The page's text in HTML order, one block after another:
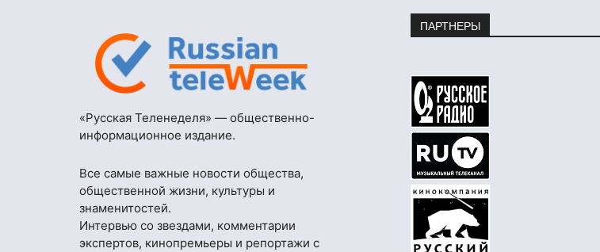
«Русская Теленеделя» — общественно-
информационное издание.
Все самые важные новости общества,
общественной жизни, культуры и
знаменитостей.
Интервью со звездами, комментарии
экспертов, кинопремьеры и репортажи с
ПАРТНЕРЫ